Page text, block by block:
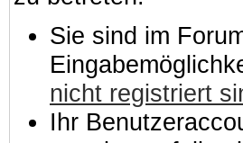
Sie sind im
nicht registriert
Ihr